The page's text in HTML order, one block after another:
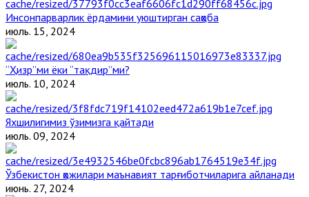
Инсонпарварлик ёрдамини уюштирган саҳоба
июль. 15, 2024
“Ҳизр”ми ёки “тақдир”ми?
июль. 10, 2024
Яхшилигимиз ўзимизга қайтади
июль. 09, 2024
Ўзбекистон ҳожилари маънавият тарғиботчиларига айланади
июнь. 27, 2024